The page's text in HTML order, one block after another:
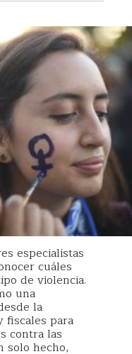
especialistas
cuáles
de violencia.
una
la
fiscales para
contra las
solo hecho,